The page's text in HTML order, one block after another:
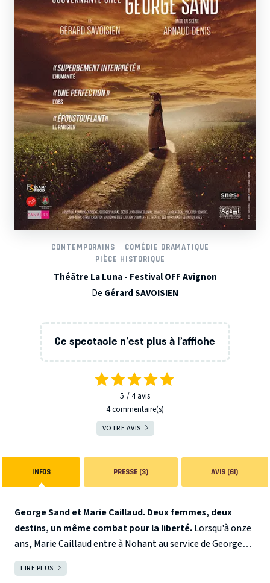
CONTEMPORAINS
COMÉDIE DRAMATIQUE
PIÈCE HISTORIQUE
Théâtre La Luna - Festival OFF Avignon
De Gérard SAVOISIEN
Ce spectacle n'est plus à l’affiche
5 4avis
4 commentaire(s)
VOTRE AVIS
INFOS PRESSE (3) AVIS (61)
George Sand et Marie Caillaud. Deux femmes, deux
destins, un même combat pour la liberté.Lorsqu'à onze
ans, Marie Caillaud entre à Nohant au service de George
Sand, elle ne sait pas encore qu’on l’appellera Marie des
Poules, la servante qui va chercher les œufs au poulailler.
Molière du Théâtre Privé pour
Molière de la comédienne dans un spectacle de
LIRE PLUS